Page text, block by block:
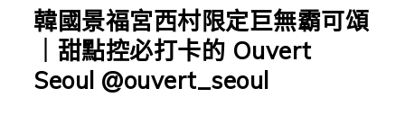
韓國景福宮西村限定巨無霸可頌
｜甜點控必打卡的 Ouvert
Seoul @ouvert_seoul